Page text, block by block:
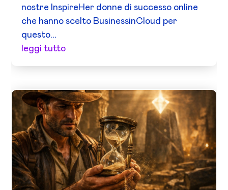
nostre InspireHer donne di successo online
che hanno scelto BusinessinCloud per
questo...
leggi tutto